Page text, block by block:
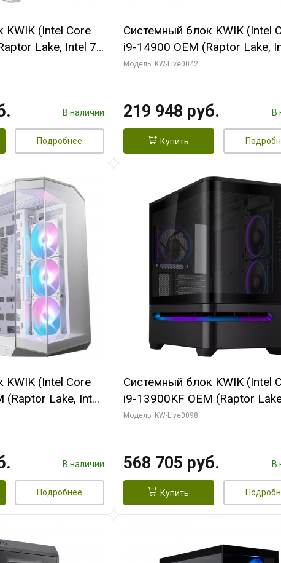
KWIK (Intel Core
Lake, Intel 7,
ГБ ОЗУ (2
В наличии
Подробнее
Системный блок KWIK (Intel
i9-14900 OEM (Raptor Lake,
C24 16EC/8PC// 16 ГБ ОЗУ (2
256bi/ 512 ГБ SSD)
Модель: KW-Live0042
219 948 руб. В
Купить
KWIK (Intel Core
(Raptor Lake, Intel
32 ГБ ОЗУ (2
В наличии
Подробнее
Системный блок KWIK (Intel
i9-13900KF OEM (Raptor
7, C24 16EC/8P/ 16 ГБ ОЗУ (2
Turbo/ 512 ГБ SSD)
Модель: KW-Live0098
568 705 руб. В
Купить